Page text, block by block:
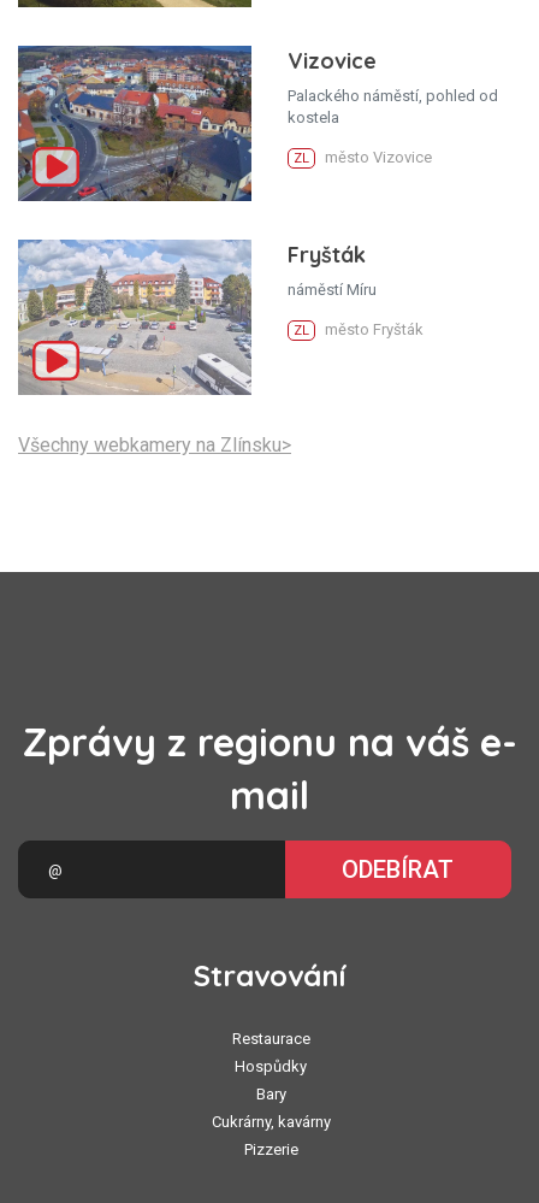
Vizovice
Palackého náměstí, pohled od
kostela
ZL město Vizovice
Fryšták
náměstí Míru
ZL město Fryšták
Všechny webkamery na Zlínsku>
Zprávy z regionu na váš e-
mail
ODEBÍRAT
Stravování
Restaurace
Hospůdky
Bary
Cukrárny, kavárny
Pizzerie